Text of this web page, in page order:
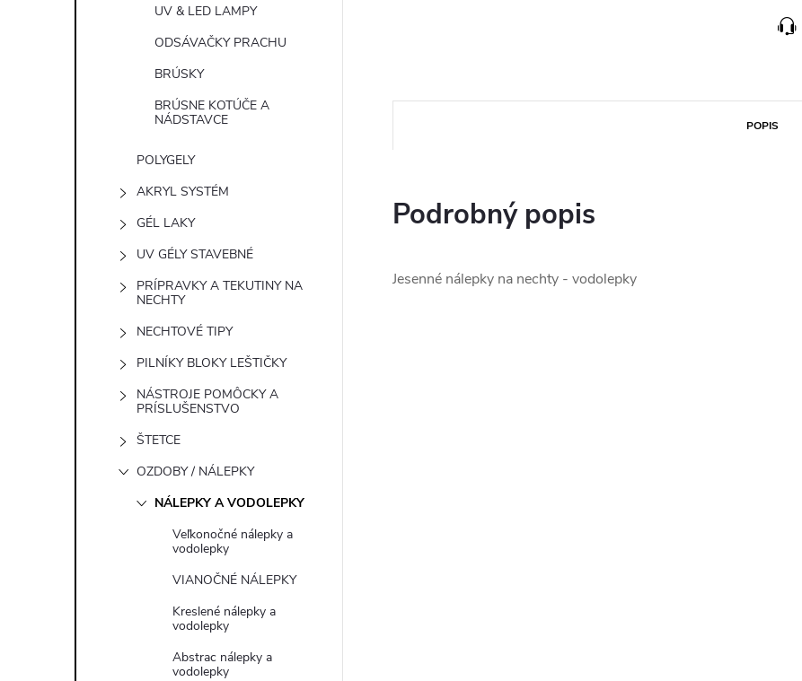
UV & LED LAMPY
ODSÁVAČKY PRACHU
BRÚSKY
BRÚSNE KOTÚČE A
NÁDSTAVCE
POLYGELY
AKRYL SYSTÉM
GÉL LAKY
UV GÉLY STAVEBNÉ
PRÍPRAVKY A TEKUTINY NA
NECHTY
NECHTOVÉ TIPY
PILNÍKY BLOKY LEŠTIČKY
NÁSTROJE POMÔCKY A
PRÍSLUŠENSTVO
ŠTETCE
OZDOBY / NÁLEPKY
NÁLEPKY A VODOLEPKY
Veľkonočné nálepky a
vodolepky
VIANOČNÉ NÁLEPKY
Kreslené nálepky a
vodolepky
Abstrac nálepky a
vodolepky
POPIS
Podrobný popis
Jesenné nálepky na nechty - vodolepky